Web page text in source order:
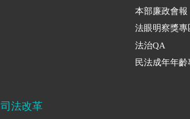
本部廉政會報
法眼明察獎專
法治QA
民法成年年齡
司法改革